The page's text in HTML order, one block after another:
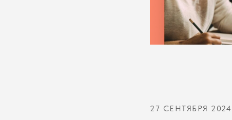
27 СЕНТЯБРЯ 2024